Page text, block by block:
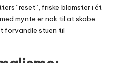
“reset”, friske blomster i ét
mynte er nok til at skabe
forvandle stuen til